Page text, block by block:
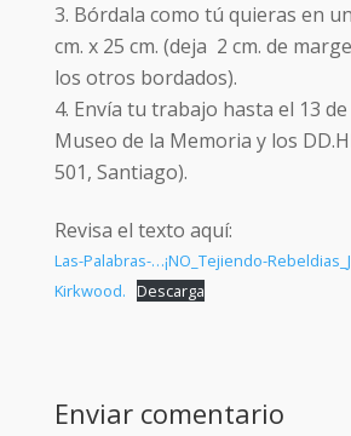
Bórdala como tú quieras en
cm. x 25 cm. (deja 2 cm. de
los otros bordados).
Envía tu trabajo hasta el 13
Museo de la Memoria y los
501, Santiago).
Revisa el texto aquí:
Las-Palabras-…¡NO_Tejiendo-
Kirkwood. Descarga
Enviar comentario